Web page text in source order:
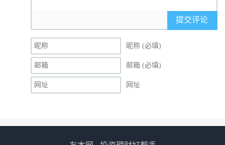
提交评论
昵称 (必填)
邮箱 (必填)
网址